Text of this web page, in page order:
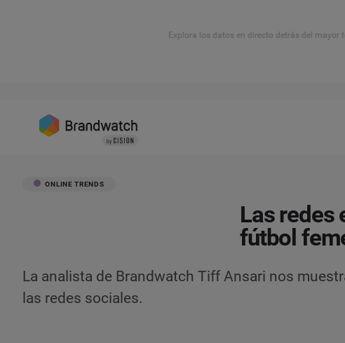
Explora los datos en directo detrás del mayor
ONLINE TRENDS
Las redes
fútbol
La analista de Brandwatch Tiff Ansari nos
las redes sociales.